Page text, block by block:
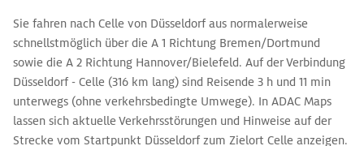
Sie fahren nach Celle von Düsseldorf aus normalerweise
schnellstmöglich über die A 1 Richtung Bremen/Dortmund
sowie die A 2 Richtung Hannover/Bielefeld. Auf der Verbindung
Düsseldorf - Celle (316 km lang) sind Reisende 3 h und 11 min
unterwegs (ohne verkehrsbedingte Umwege). In ADAC Maps
lassen sich aktuelle Verkehrsstörungen und Hinweise auf der
Strecke vom Startpunkt Düsseldorf zum Zielort Celle anzeigen.